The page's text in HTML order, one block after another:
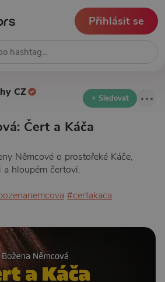
Přihlásit se
CZ + Sledovat
Čert a Káča
Němcové o prostořeké Káče,
a hloupém čertovi.
#certakaca